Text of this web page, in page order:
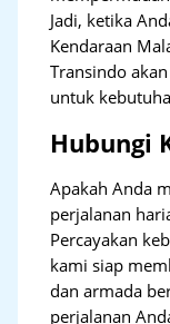
Jadi, ketika
Kendaraan
Transindo
untuk
Hubungi
Apakah Anda
perjalanan
Percayakan
kami siap
dan armada
perjalanan